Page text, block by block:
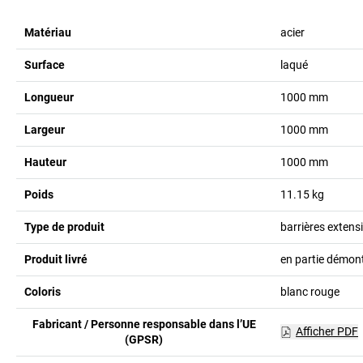
Matériau acier
Surface laqué
Longueur 1000 mm
Largeur 1000 mm
Hauteur 1000 mm
Poids 11.15 kg
Type de produit barrières
Produit livré en partie
Coloris blanc rouge
Fabricant / Personne responsable dans l’UE
(GPSR)
Afficher PDF